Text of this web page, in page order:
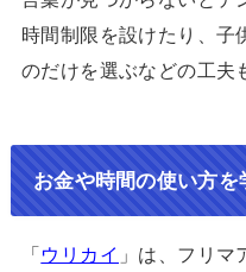
時間制限を設けたり、子
のだけを選ぶなどの工夫
お金や時間の使い方を
「ウリカイ 」は、フリ